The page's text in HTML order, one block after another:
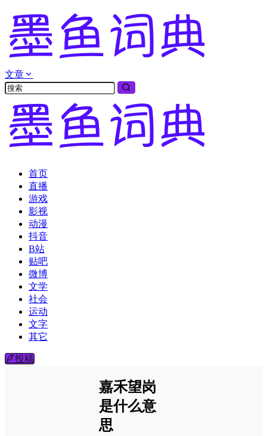
文章
首页
直播
游戏
影视
动漫
抖音
B站
贴吧
微博
文学
社会
运动
文字
其它
投稿
嘉禾望岗
是什么意
思